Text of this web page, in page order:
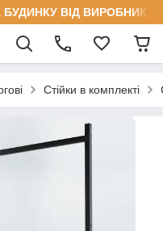
ВІД ВИРОБНИКА
Стійки в комплекті